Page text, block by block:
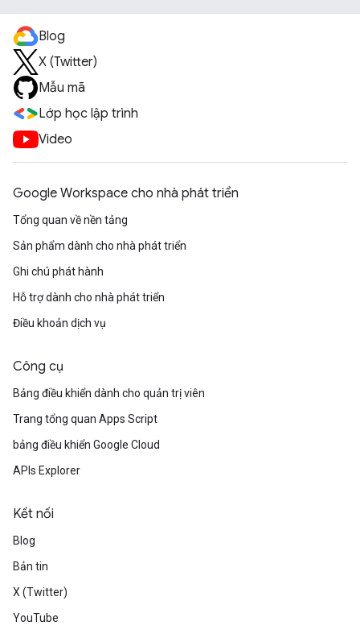
Blog
X (Twitter)
Mẫu mã
Lớp học lập trình
Video
Google Workspace cho nhà phát triển
Tổng quan về nền tảng
Sản phẩm dành cho nhà phát triển
Ghi chú phát hành
Hỗ trợ dành cho nhà phát triển
Điều khoản dịch vụ
Công cụ
Bảng điều khiển dành cho quản trị viên
Trang tổng quan Apps Script
bảng điều khiển Google Cloud
APIs Explorer
Kết nối
Blog
Bản tin
X (Twitter)
YouTube